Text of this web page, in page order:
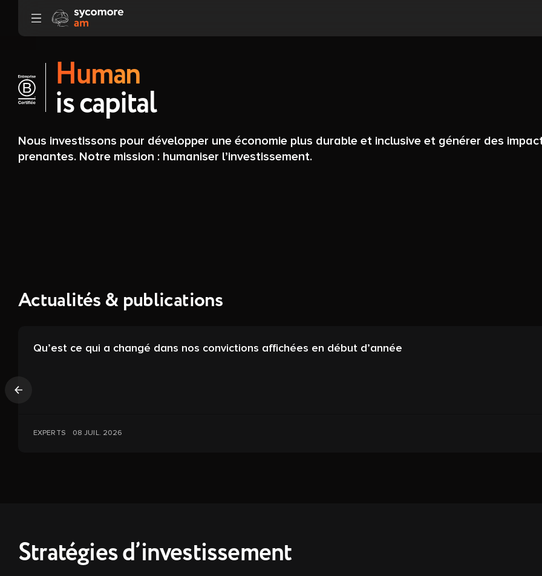
Aller au contenu
Human
is capital
Nous investissons pour développer une économie plus durable et inclusive et générer des
prenantes. Notre mission : humaniser l’investissement.
Actualités & publications
Qu’est ce qui a changé dans nos convictions affichées en début d’année
EXPERTS 08 JUIL. 2026
Stratégies d’investissement